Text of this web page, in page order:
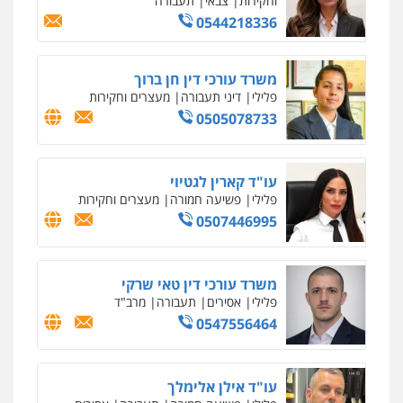
0547780927
עו"ד אסף גונן
פלילי פשע חמור תעבורה צבא מעצרים
וחקירות
0542255161
גל דהן – משרד עורך דין פלילי
פלילי פשיעה חמורה סמים מעצרים
וחקירות
0544723840
עו"ד ראוף נג'אר
פלילי עורכי דין לענייני אסירים מעצרים
סמים רכוש
0548009246
דוד אפרים משרד עורכי דין